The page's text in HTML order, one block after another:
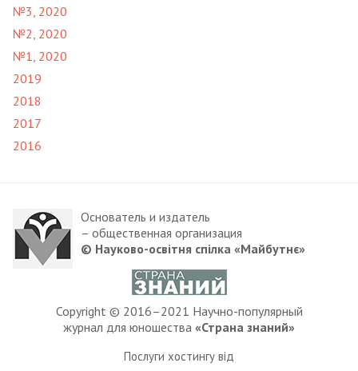
№3, 2020
№2, 2020
№1, 2020
2019
2018
2017
2016
Основатель и издатель
– общественная организация
© Науково-освітня спілка «Майбутнє»
Copyright © 2016–2021 Научно-популярный
журнал для юношества «Страна знаний»
Послуги хостингу від